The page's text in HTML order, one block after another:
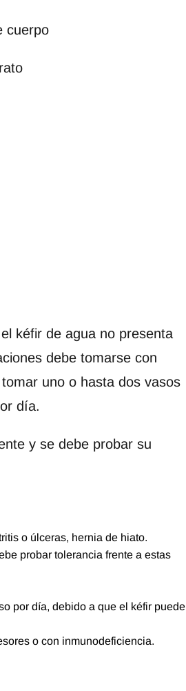
cuerpo
kéfir de agua no presenta
debe tomarse con
uno o hasta dos vasos
día.
y se debe probar su
o úlceras, hernia de hiato.
probar tolerancia frente a estas
por día, debido a que el kéfir puede
o con inmunodeficiencia.